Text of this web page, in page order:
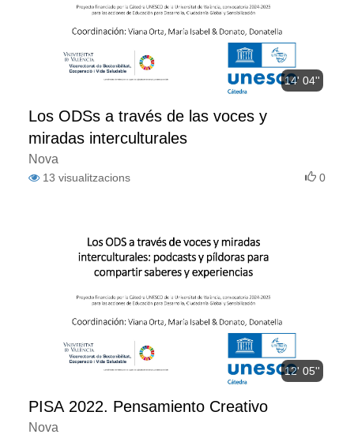
14' 04''
Los ODSs a través de las voces y
miradas interculturales
Nova
13 visualitzacions 0
12' 05''
PISA 2022. Pensamiento Creativo
Nova